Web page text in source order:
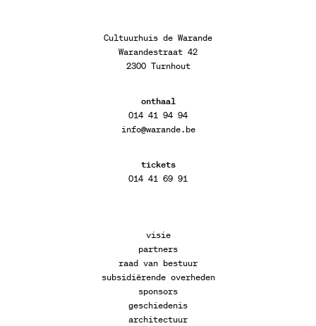
Cultuurhuis de Warande
Warandestraat 42
2300 Turnhout
onthaal
014 41 94 94
info@warande.be
tickets
014 41 69 91
visie
partners
raad van bestuur
subsidiërende overheden
sponsors
geschiedenis
architectuur